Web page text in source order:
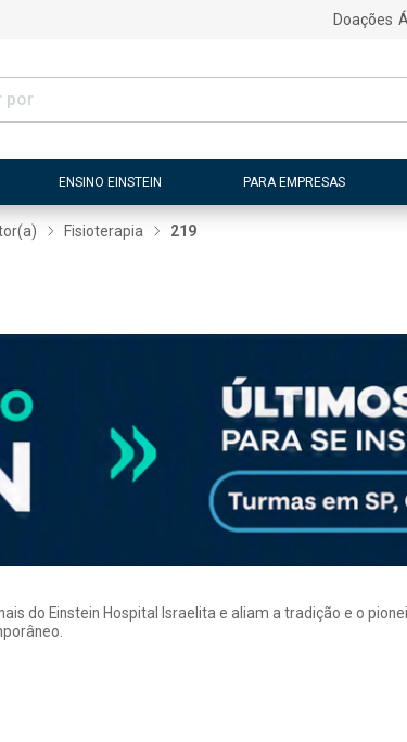
Doações
ENSINO EINSTEIN PARA EMPRESAS
Fisioterapia 219
do Einstein Hospital Israelita e aliam a tradição e o